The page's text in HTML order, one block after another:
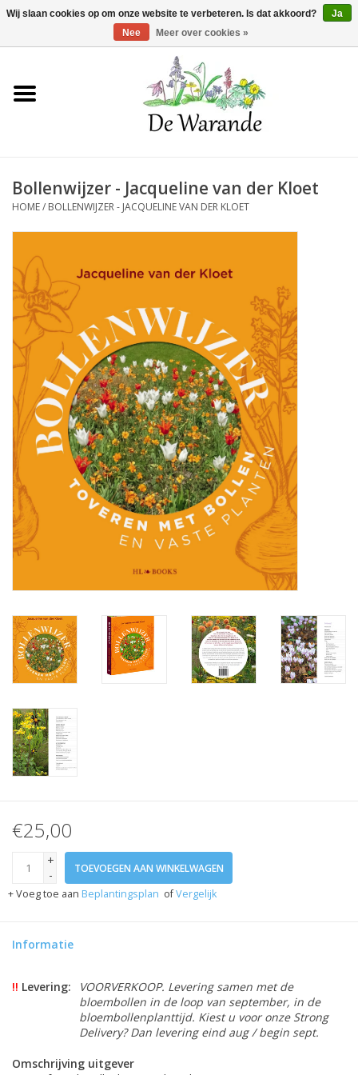
Winkelwagen >0 Artikelen - €0,00
Home
Voorjaarsbloeiers
Zomerbloeiers
Herfstbloeiers
Schaduwplanten
Aanbiedingen
Bodemverbetering
Overige producten
Advies
Onze tuinen!
Sterke Bollen Dagen
Nieuws
Bollenwijzer - Jacqueline van der Kloet
HOME/ BOLLENWIJZER - JACQUELINE VAN DER KLOET
€25,00
+
-
TOEVOEGEN AAN WINKELWAGEN
+ Voeg toe aan Beplantingsplan ofVergelijk
Informatie
!! Levering:
VOORVERKOOP. Levering samen met de
bloembollen in de loop van september, in de
bloembollenplanttijd. Kiest u voor onze Strong
Delivery? Dan levering eind aug / begin sept.
Omschrijving uitgever
Wij slaan cookies op om onze website te verbeteren. Is dat akkoord?
Ja
Nee
Meer over cookies »